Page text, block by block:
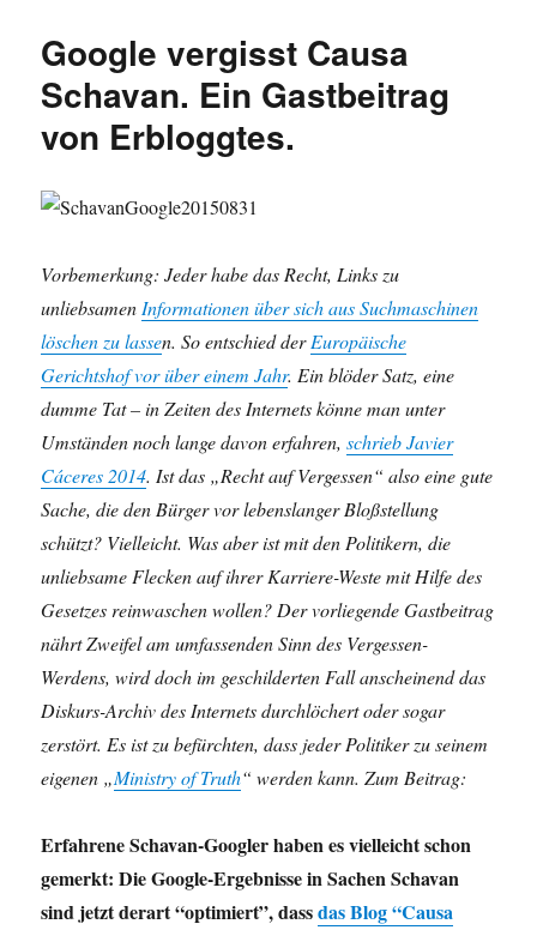
Programm
der
AfD,
Donna
Leon,
Funke
Hütchenspiele,
Todenhöfer
und
mehr
…
Google vergisst Causa
Schavan. Ein Gastbeitrag
von Erbloggtes.
Vorbemerkung: Jeder habe das Recht, Links zu
unliebsamenInformationen über sich aus Suchmaschinen
löschen zu lassen. So entschied derEuropäische
Gerichtshof vor über einem Jahr. Ein blöder Satz, eine
dumme Tat – in Zeiten des Internets könne man unter
Umständen noch lange davon erfahren,schrieb Javier
Cáceres 2014. Ist das „Recht auf Vergessen“ also eine gute
Sache, die den Bürger vor lebenslanger Bloßstellung
schützt? Vielleicht. Was aber ist mit den Politikern, die
unliebsame Flecken auf ihrer Karriere-Weste mit Hilfe des
Gesetzes reinwaschen wollen? Der vorliegende Gastbeitrag
nährt Zweifel am umfassenden Sinn des Vergessen-
Werdens, wird doch im geschilderten Fall anscheinend das
Diskurs-Archiv des Internets durchlöchert oder sogar
zerstört. Es ist zu befürchten, dass jeder Politiker zu seinem
eigenen „Ministry of Truth“ werden kann. Zum Beitrag:
Erfahrene Schavan-Googler haben es vielleicht schon
gemerkt: Die Google-Ergebnisse in Sachen Schavan
sind jetzt derart “optimiert”, dassdas Blog “Causa